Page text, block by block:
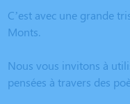
C’est avec une grande
Monts.
Nous vous invitons à
pensées à travers des